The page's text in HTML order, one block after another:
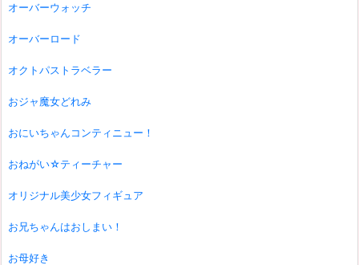
オーバーウォッチ
オーバーロード
オクトパストラベラー
おジャ魔女どれみ
おにいちゃんコンティニュー！
おねがい☆ティーチャー
オリジナル美少女フィギュア
お兄ちゃんはおしまい！
お母好き